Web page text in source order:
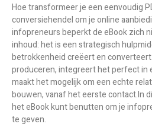
Hoe transformeer je een eenvoudig
conversiehendel om je online
infopreneurs beperkt de eBook zich
inhoud: het is een strategisch
betrokkenheid creëert en
produceren, integreert het perfect in
maakt het mogelijk om een echte
bouwen, vanaf het eerste contact.In
het eBook kunt benutten om je
te geven.